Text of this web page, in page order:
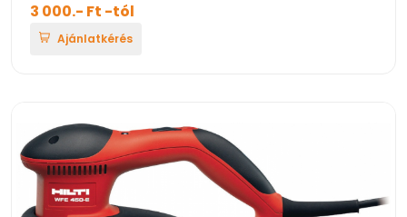
3 000.- Ft -tól
Ajánlatkérés